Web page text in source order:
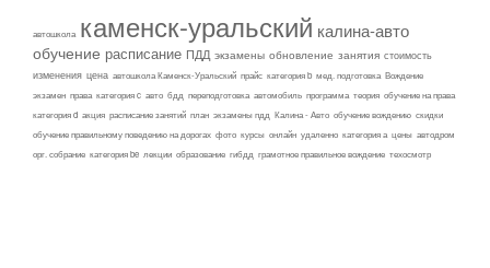
автошкола каменск-уральский калина-авто
обучение расписание ПДД экзамены обновление занятия стоимость
изменения цена автошкола Каменск-Уральский прайс категория b мед. подготовка Вождение
экзамен права категория c авто бдд переподготовка автомобиль программа теория обучение на права
категория d акция расписание занятий план экзамены пдд Калина - Авто обучение вождению скидки
обучение правильному поведению на дорогах фото курсы онлайн удаленно категория а цены автодром
орг. собрание категория be лекции образование гибдд грамотное правильное вождение техосмотр